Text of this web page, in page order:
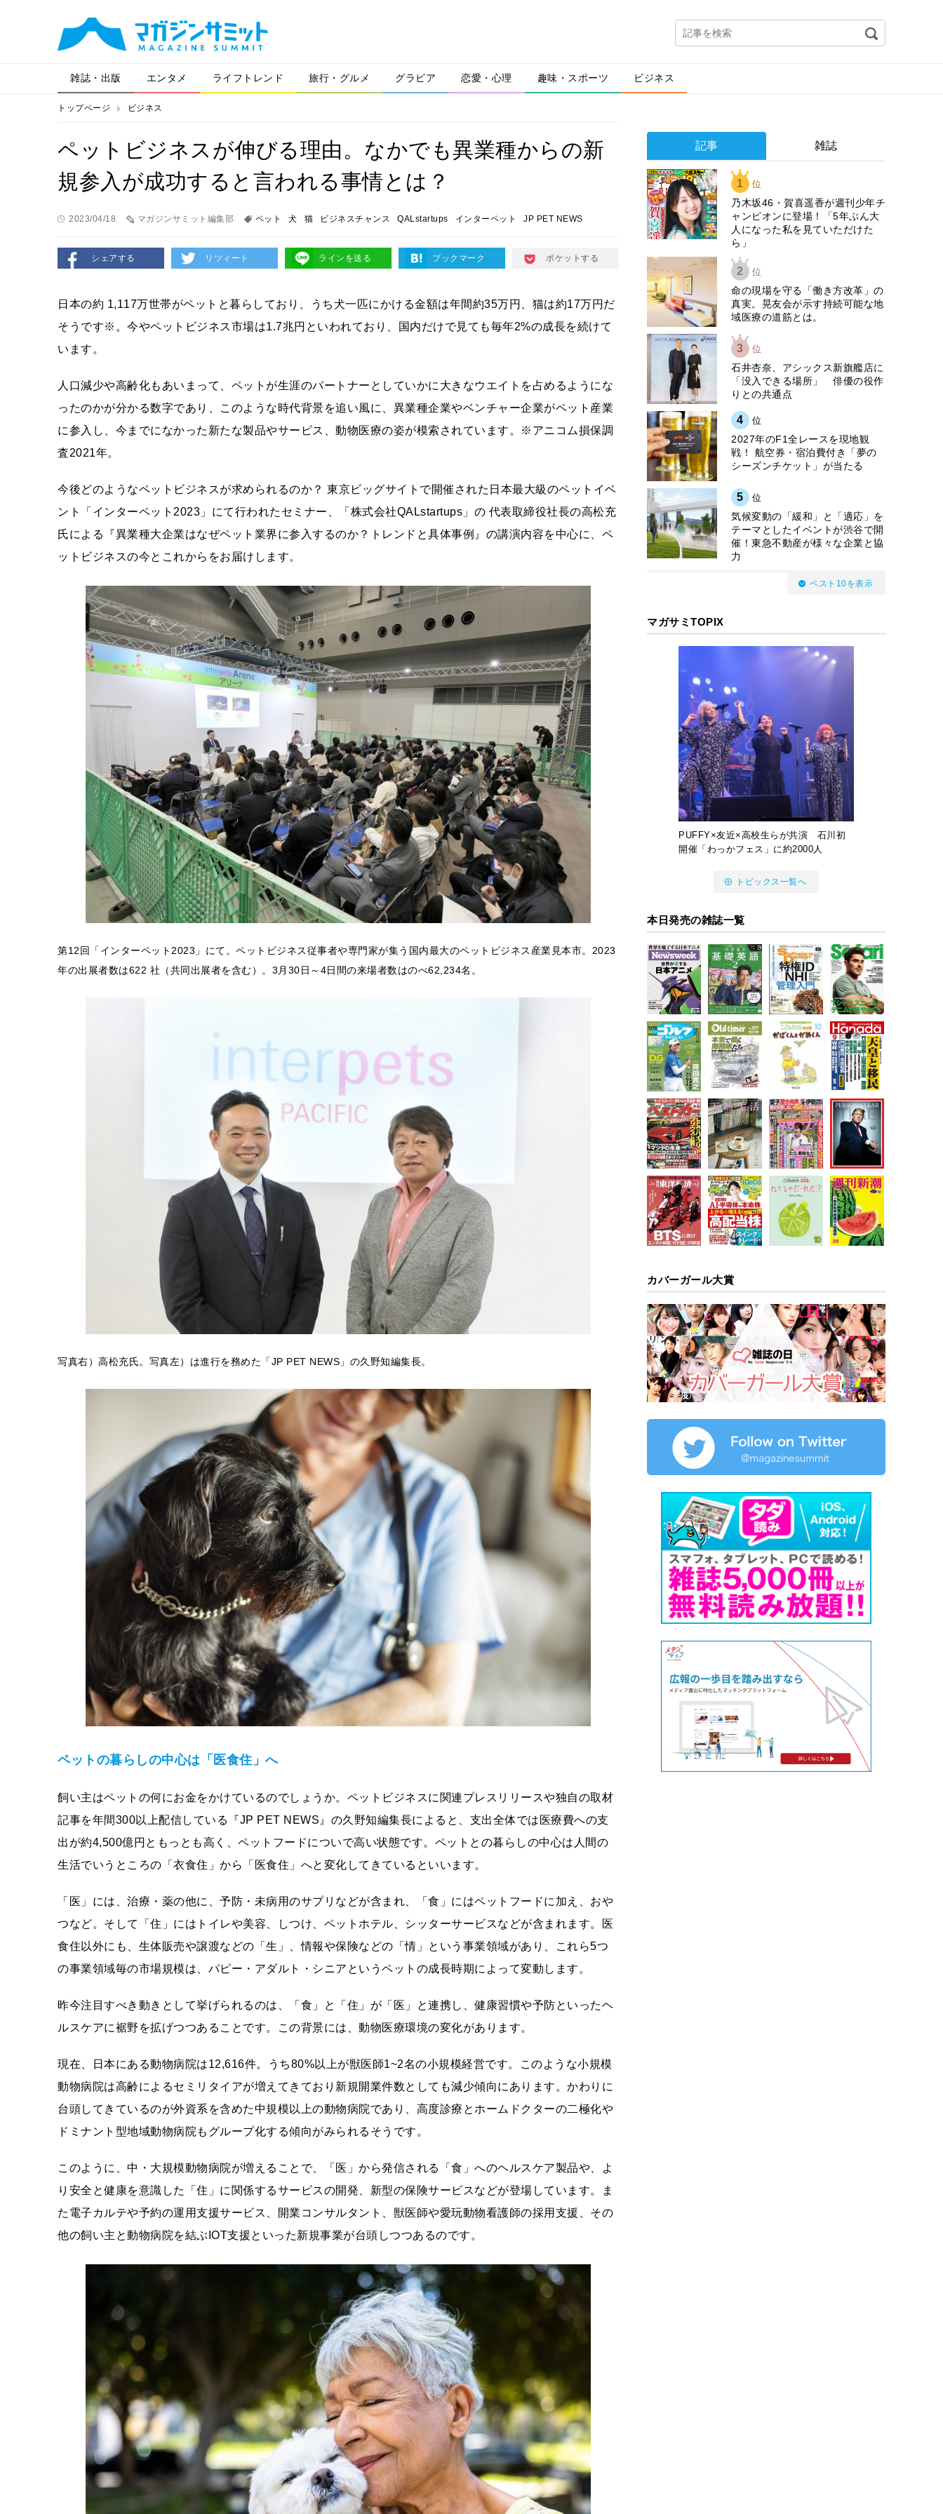
雑誌・出版 エンタメ ライフトレンド 旅行・グルメ グラビア 恋愛・心理 趣味・スポーツ ビジネス
トップページ ビジネス
ペットビジネスが伸びる理由。なかでも異業種からの新
規参入が成功すると言われる事情とは？
2023/04/18 マガジンサミット編集部 ペット 犬 猫 ビジネスチャンス QALstartups インターペット JP PET NEWS
シェアする リツィート ラインを送る ブックマーク ポケットする
日本の約 1,117万世帯がペットと暮らしており、うち犬一匹にかける金額は年間約35万円、猫は約17万円だ
そうです※。今やペットビジネス市場は1.7兆円といわれており、国内だけで見ても毎年2%の成長を続けて
います。
人口減少や高齢化もあいまって、ペットが生涯のパートナーとしていかに大きなウエイトを占めるようにな
ったのかが分かる数字であり、このような時代背景を追い風に、異業種企業やベンチャー企業がペット産業
に参入し、今までになかった新たな製品やサービス、動物医療の姿が模索されています。※アニコム損保調
査2021年。
今後どのようなペットビジネスが求められるのか？ 東京ビッグサイトで開催された日本最大級のペットイベ
ント「インターペット2023」にて行われたセミナー、「株式会社QALstartups」の 代表取締役社長の高松充
氏による『異業種大企業はなぜペット業界に参入するのか？トレンドと具体事例』の講演内容を中心に、ペ
ットビジネスの今とこれからをお届けします。
第12回「インターペット2023」にて。ペットビジネス従事者や専門家が集う国内最大のペットビジネス産業見本市。2023
年の出展者数は622 社（共同出展者を含む）。3月30日～4日間の来場者数はのべ62,234名。
写真右）高松充氏。写真左）は進行を務めた「JP PET NEWS」の久野知編集長。
ペットの暮らしの中心は「医食住」へ
飼い主はペットの何にお金をかけているのでしょうか。ペットビジネスに関連プレスリリースや独自の取材
記事を年間300以上配信している『JP PET NEWS』の久野知編集長によると、支出全体では医療費への支
出が約4,500億円ともっとも高く、ペットフードについで高い状態です。ペットとの暮らしの中心は人間の
生活でいうところの「衣食住」から「医食住」へと変化してきているといいます。
「医」には、治療・薬の他に、予防・未病用のサプリなどが含まれ、「食」にはペットフードに加え、おや
つなど。そして「住」にはトイレや美容、しつけ、ペットホテル、シッターサービスなどが含まれます。医
食住以外にも、生体販売や譲渡などの「生」、情報や保険などの「情」という事業領域があり、これら5つ
の事業領域毎の市場規模は、パピー・アダルト・シニアというペットの成長時期によって変動します。
昨今注目すべき動きとして挙げられるのは、「食」と「住」が「医」と連携し、健康習慣や予防といったヘ
ルスケアに裾野を拡げつつあることです。この背景には、動物医療環境の変化があります。
現在、日本にある動物病院は12,616件。うち80%以上が獣医師1~2名の小規模経営です。このような小規模
動物病院は高齢によるセミリタイアが増えてきており新規開業件数としても減少傾向にあります。かわりに
台頭してきているのが外資系を含めた中規模以上の動物病院であり、高度診療とホームドクターの二極化や
ドミナント型地域動物病院もグループ化する傾向がみられるそうです。
このように、中・大規模動物病院が増えることで、「医」から発信される「食」へのヘルスケア製品や、よ
り安全と健康を意識した「住」に関係するサービスの開発、新型の保険サービスなどが登場しています。ま
た電子カルテや予約の運用支援サービス、開業コンサルタント、獣医師や愛玩動物看護師の採用支援、その
他の飼い主と動物病院を結ぶIOT支援といった新規事業が台頭しつつあるのです。
記事 雑誌
1 位
乃木坂46・賀喜遥香が週刊少年チ
ャンピオンに登場！「5年ぶん大
人になった私を見ていただけた
ら」
2 位
​命の現場を守る「働き方改革」の
真実。晃友会が示す持続可能な地
域医療の道筋とは。
3 位
石井杏奈、アシックス新旗艦店に
「没入できる場所」 俳優の役作
りとの共通点
4 位
2027年のF1全レースを現地観
戦！ 航空券・宿泊費付き「夢の
シーズンチケット」が当たる
5 位
気候変動の「緩和」と「適応」を
テーマとしたイベントが渋谷で開
催！東急不動産が様々な企業と協
力
ベスト10を表示
マガサミTOPIX
PUFFY×友近×高校生らが共演 石川初
開催「わっかフェス」に約2000人
トピックス一覧へ
本日発売の雑誌一覧
カバーガール大賞